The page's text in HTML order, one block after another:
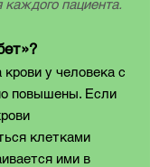
пациента.
у человека с
повышены. Если
клетками
ими в